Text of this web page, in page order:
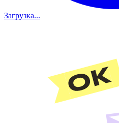
Загрузка...